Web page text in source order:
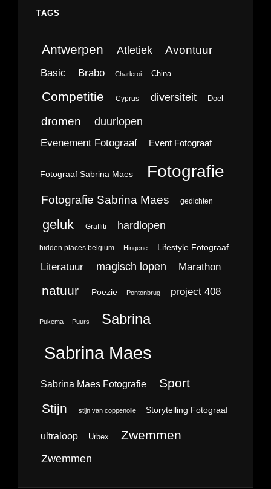
TAGS
Antwerpen Atletiek Avontuur
Basic Brabo Charleroi China
Competitie Cyprus diversiteit Doel
dromen duurlopen
Evenement Fotograaf Event Fotograaf
Fotograaf Sabrina Maes Fotografie
Fotografie Sabrina Maes gedichten
geluk Graffiti hardlopen
hidden places belgium Hingene Lifestyle Fotograaf
Literatuur magisch lopen Marathon
natuur Poezie Pontonbrug project 408
Pukema Puurs Sabrina
Sabrina Maes
Sabrina Maes Fotografie Sport
Stijn stijn van coppenolle Storytelling Fotograaf
ultraloop Urbex Zwemmen
Zwemmen